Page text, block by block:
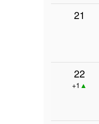
21
22
+1 ▲